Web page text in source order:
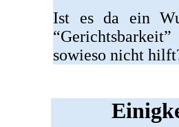
Ist es da ein
sowieso nicht